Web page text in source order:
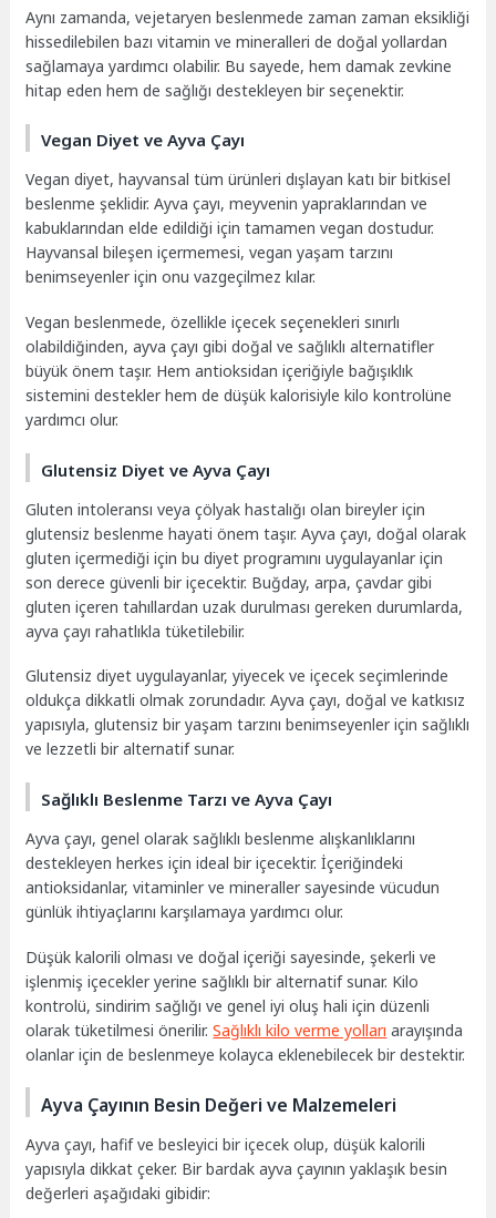
Aynı zamanda, vejetaryen beslenmede zaman zaman eksikliği
hissedilebilen bazı vitamin ve mineralleri de doğal yollardan
sağlamaya yardımcı olabilir. Bu sayede, hem damak zevkine
hitap eden hem de sağlığı destekleyen bir seçenektir.
Vegan Diyet ve Ayva Çayı
Vegan diyet, hayvansal tüm ürünleri dışlayan katı bir bitkisel
beslenme şeklidir. Ayva çayı, meyvenin yapraklarından ve
kabuklarından elde edildiği için tamamen vegan dostudur.
Hayvansal bileşen içermemesi, vegan yaşam tarzını
benimseyenler için onu vazgeçilmez kılar.
Vegan beslenmede, özellikle içecek seçenekleri sınırlı
olabildiğinden, ayva çayı gibi doğal ve sağlıklı alternatifler
büyük önem taşır. Hem antioksidan içeriğiyle bağışıklık
sistemini destekler hem de düşük kalorisiyle kilo kontrolüne
yardımcı olur.
Glutensiz Diyet ve Ayva Çayı
Gluten intoleransı veya çölyak hastalığı olan bireyler için
glutensiz beslenme hayati önem taşır. Ayva çayı, doğal olarak
gluten içermediği için bu diyet programını uygulayanlar için
son derece güvenli bir içecektir. Buğday, arpa, çavdar gibi
gluten içeren tahıllardan uzak durulması gereken durumlarda,
ayva çayı rahatlıkla tüketilebilir.
Glutensiz diyet uygulayanlar, yiyecek ve içecek seçimlerinde
oldukça dikkatli olmak zorundadır. Ayva çayı, doğal ve katkısız
yapısıyla, glutensiz bir yaşam tarzını benimseyenler için sağlıklı
ve lezzetli bir alternatif sunar.
Sağlıklı Beslenme Tarzı ve Ayva Çayı
Ayva çayı, genel olarak sağlıklı beslenme alışkanlıklarını
destekleyen herkes için ideal bir içecektir. İçeriğindeki
antioksidanlar, vitaminler ve mineraller sayesinde vücudun
günlük ihtiyaçlarını karşılamaya yardımcı olur.
Düşük kalorili olması ve doğal içeriği sayesinde, şekerli ve
işlenmiş içecekler yerine sağlıklı bir alternatif sunar. Kilo
kontrolü, sindirim sağlığı ve genel iyi oluş hali için düzenli
olarak tüketilmesi önerilir.Sağlıklı kilo verme yolları arayışında
olanlar için de beslenmeye kolayca eklenebilecek bir destektir.
Ayva Çayının Besin Değeri ve Malzemeleri
Ayva çayı, hafif ve besleyici bir içecek olup, düşük kalorili
yapısıyla dikkat çeker. Bir bardak ayva çayının yaklaşık besin
değerleri aşağıdaki gibidir: